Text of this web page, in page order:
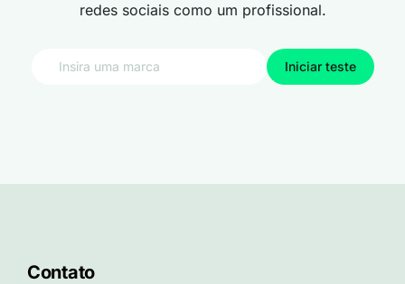
redes sociais como um profissional.
Iniciar teste
Contato